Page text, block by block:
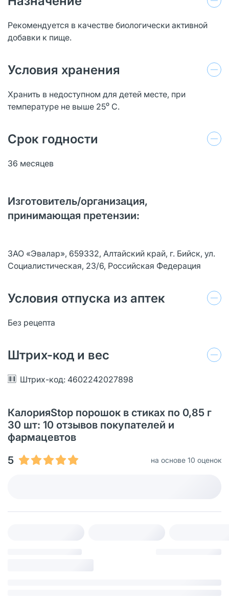
Рекомендуется в качестве биологически активной
добавки к пище.
Условия хранения
Хранить в недоступном для детей месте, при
температуре не выше 25⁰ С.
Срок годности
36 месяцев
Изготовитель/организация,
принимающая претензии:
ЗАО «Эвалар», 659332, Алтайский край, г. Бийск, ул.
Социалистическая, 23/6, Российская Федерация
Условия отпуска из аптек
Без рецепта
Штрих-код и вес
Штрих-код: 4602242027898
КалорияStop порошок в стиках по 0,85 г
30 шт: 10 отзывов покупателей и
фармацевтов
5
на основе 10 оценок